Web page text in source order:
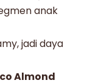
anak
jadi daya
Almond